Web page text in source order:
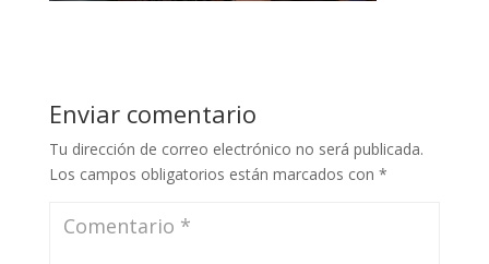
Enviar comentario
Tu dirección de correo electrónico no será publicada.
Los campos obligatorios están marcados con *